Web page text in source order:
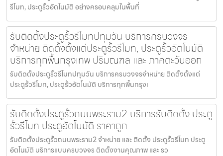
รีโมท, ประตูรั้วอัตโนมัติ อย่างครอบคลุมในพื้นที่
รับติดตั้งประตูรั้วรีโมทปทุมวัน บริการครบวงจร
จำหน่าย ติดตั้งตั้งแต่ประตูรั้วรีโมท, ประตูรั้วอัตโนมัติ
บริการทุกพื้นกรุงเทพ ปริมณฑล และ ภาคตะวันออก
รับติดตั้งประตูรั้วรีโมทปทุมวัน บริการครบวงจรจำหน่าย ติดตั้งตั้งแต่
ประตูรั้วรีโมท, ประตูรั้วอัตโนมัติ บริการทุกพื้นกรุงเ
รับติดตั้งประตูรั้วถนนพระราม2 บริการรับติดตั้ง ประตู
รั้วรีโมท ประตูอัตโนมัติ ราคาถูก
รับติดตั้งประตูรั้วถนนพระราม2 จำหน่าย และ ติดตั้ง ประตูรั้วรีโมท ประตู
อัตโนมัติ บริการแบบครบวงจร ติดตั้งงานคุณภาพ และ รว